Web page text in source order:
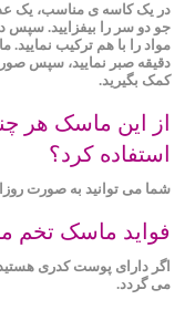
در یک کاسه ی مناسب، یک
جو دو سر را بیفزایید.
دقیقه صبر نمایید، سپس
کمک بگیرید.
از این ماسک هر
استفاده کرد؟
شما می ‌توانید به صورت
فواید ماسک تخم
اگر دارای پوست کدری
می‌ گردد.